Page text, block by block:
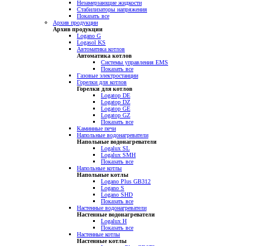
Незамерзающие жидкости
Стабилизаторы напряжения
Показать все
Архив продукции
Архив продукции
Logano G
Logasol KS
Автоматика котлов
Автоматика котлов
Системы управления EMS
Показать все
Газовые электростанции
Горелки для котлов
Горелки для котлов
Logatop DE
Logatop DZ
Logatop GE
Logatop GZ
Показать все
Каминные печи
Напольные водонагреватели
Напольные водонагреватели
Logalux SL
Logalux SMH
Показать все
Напольные котлы
Напольные котлы
Logano Plus GB312
Logano S
Logano SHD
Показать все
Настенные водонагреватели
Настенные водонагреватели
Logalux H
Показать все
Настенные котлы
Настенные котлы